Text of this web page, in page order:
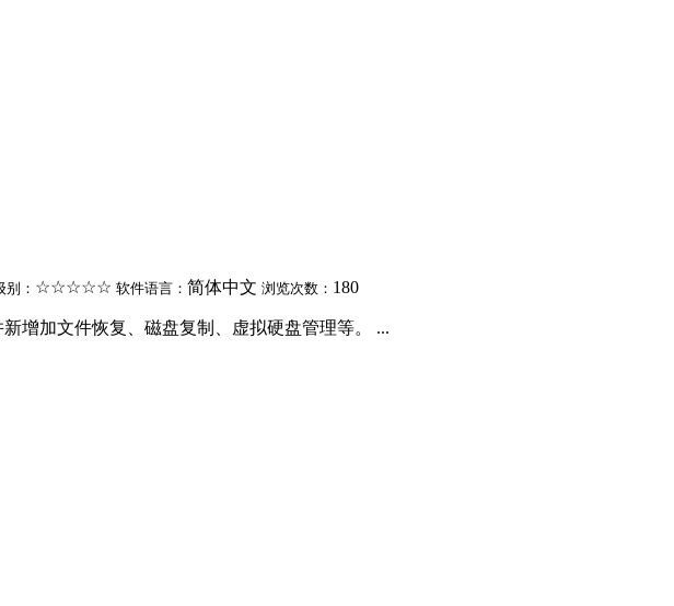
别： ☆☆☆☆☆ 软件语言： 简体中文 浏览次数： 180
增加文件恢复、磁盘复制、虚拟硬盘管理等。 ...